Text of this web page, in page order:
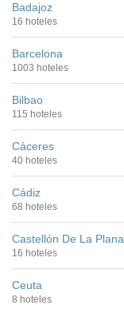
Badajoz
16 hoteles
Barcelona
1003 hoteles
Bilbao
115 hoteles
Cáceres
40 hoteles
Cádiz
68 hoteles
Castellón De La Plana
16 hoteles
Ceuta
8 hoteles